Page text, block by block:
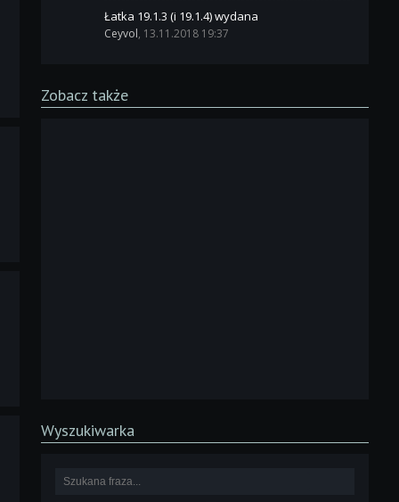
Łatka 19.1.3 (i 19.1.4) wydana
Ceyvol, 13.11.2018 19:37
Zobacz także
Wyszukiwarka